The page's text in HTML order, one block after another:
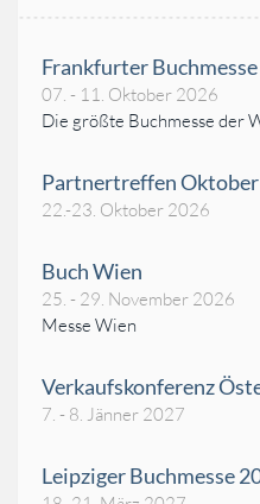
Frankfurter Buchmesse
07. - 11. Oktober 2026
Die größte Buchmesse der
Partnertreffen
22.-23. Oktober 2026
Buch Wien
25. - 29. November 2026
Messe Wien
Verkaufskonferenz
7. - 8. Jänner 2027
Leipziger Buchmesse